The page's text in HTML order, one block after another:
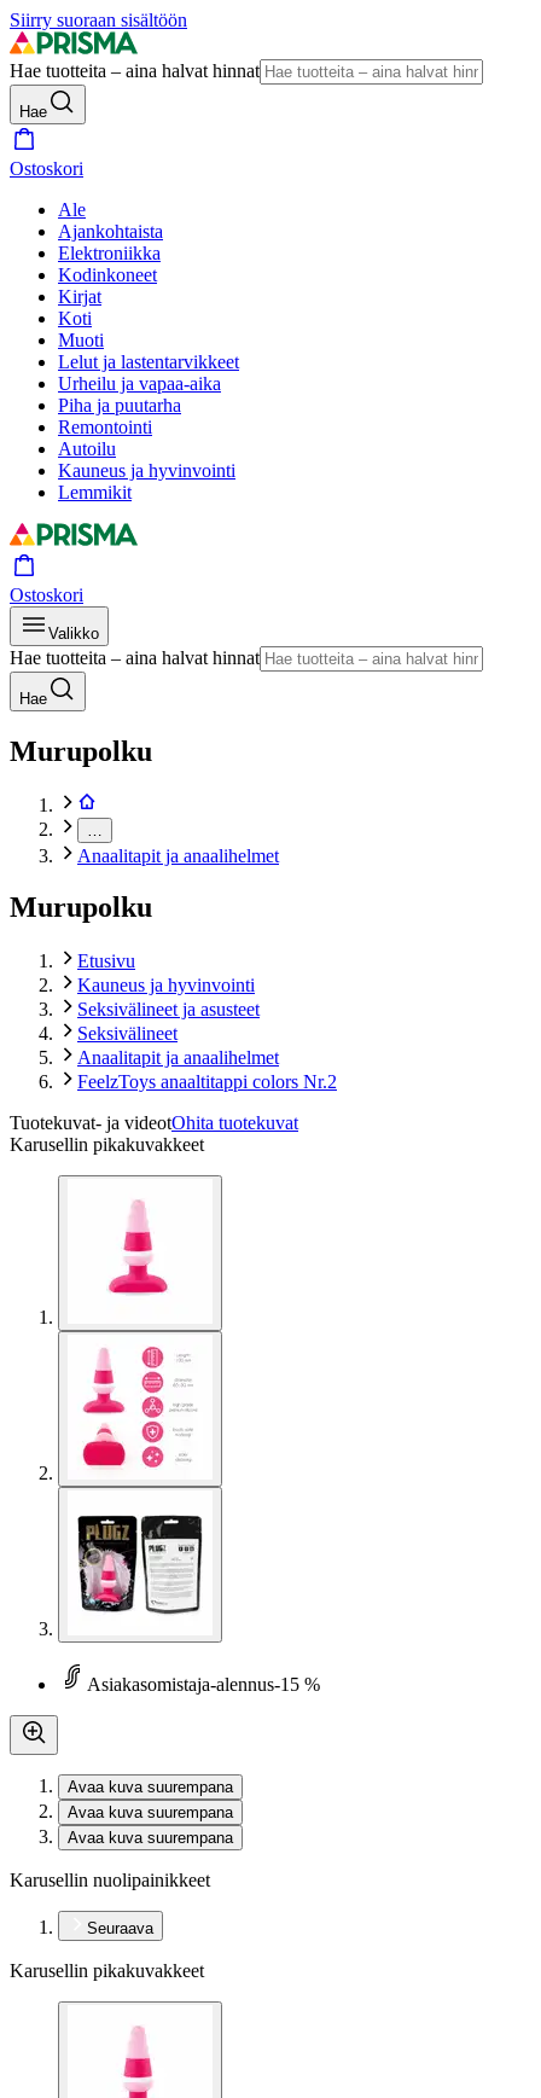
Siirry suoraan sisältöön
Hae tuotteita – aina halvat hinnat
Hae
Ostoskori
Ale
Ajankohtaista
Elektroniikka
Kodinkoneet
Kirjat
Koti
Muoti
Lelut ja lastentarvikkeet
Urheilu ja vapaa-aika
Piha ja puutarha
Remontointi
Autoilu
Kauneus ja hyvinvointi
Lemmikit
Ostoskori
Valikko
Hae tuotteita – aina halvat hinnat
Hae
Murupolku
Anaalitapit ja anaalihelmet
Murupolku
Etusivu
Kauneus ja hyvinvointi
Seksivälineet ja asusteet
Seksivälineet
Anaalitapit ja anaalihelmet
FeelzToys anaaltitappi colors Nr.2
Tuotekuvat- ja videotOhita tuotekuvat
Karusellin pikakuvakkeet
Asiakasomistaja-alennus-15 %
Avaa kuva suurempana
Avaa kuva suurempana
Avaa kuva suurempana
Karusellin nuolipainikkeet
Seuraava
Karusellin pikakuvakkeet